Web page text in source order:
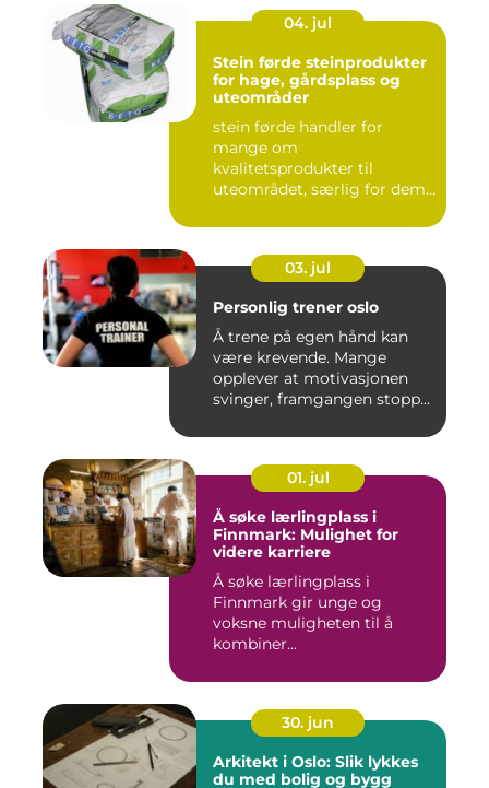
04. jul
Stein førde steinprodukter
for hage, gårdsplass og
uteområder
stein førde handler for
mange om
kvalitetsprodukter til
uteområdet, særlig for dem
03. jul
Personlig trener oslo
Å trene på egen hånd kan
være krevende. Mange
opplever at motivasjonen
svinger, framgangen stopper
01. jul
Å søke lærlingplass i
Finnmark: Mulighet for
videre karriere
Å søke lærlingplass i
Finnmark gir unge og
voksne muligheten til å
kombiner...
30. jun
Arkitekt i Oslo: Slik lykkes
du med bolig og bygg